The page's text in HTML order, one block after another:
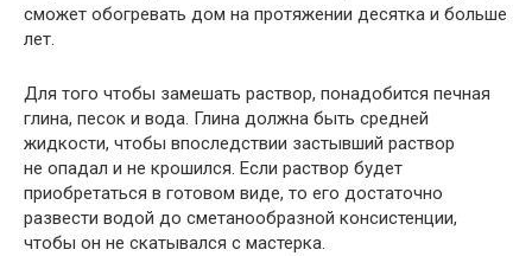
сможет обогревать дом на протяжении десятка и больше
лет.
Для того чтобы замешать раствор, понадобится печная
глина, песок и вода. Глина должна быть средней
жидкости, чтобы впоследствии застывший раствор
не опадал и не крошился. Если раствор будет
приобретаться в готовом виде, то его достаточно
развести водой до сметанообразной консистенции,
чтобы он не скатывался с мастерка.